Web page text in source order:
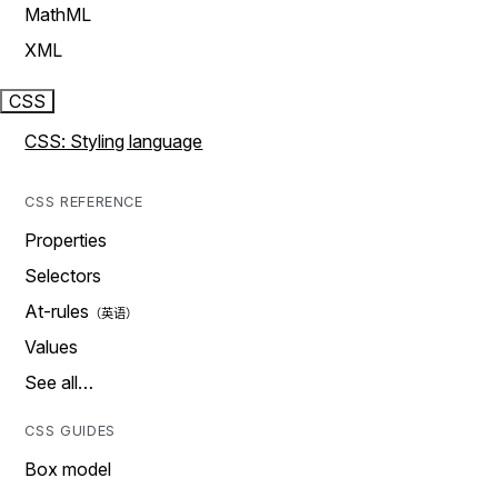
MathML
XML
CSS
CSS: Styling language
CSS REFERENCE
Properties
Selectors
At-rules
Values
See all…
CSS GUIDES
Box model